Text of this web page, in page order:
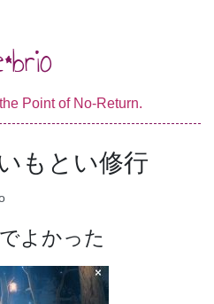
Point of No-Return.
もとい修行
よかった